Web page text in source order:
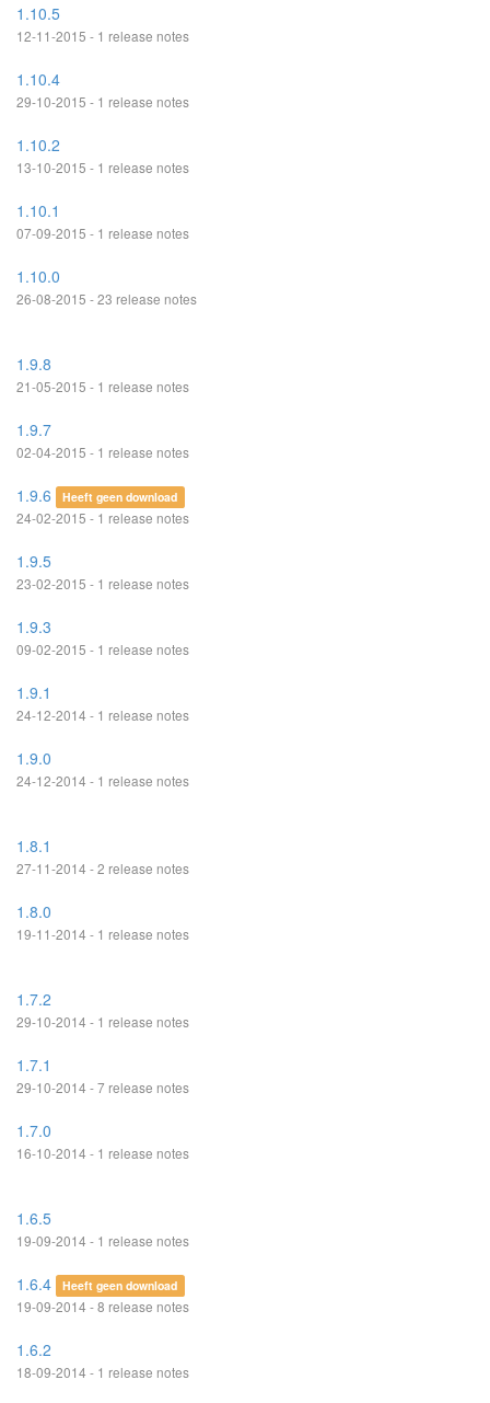
1.10.5
12-11-2015 - 1 release notes
1.10.4
29-10-2015 - 1 release notes
1.10.2
13-10-2015 - 1 release notes
1.10.1
07-09-2015 - 1 release notes
1.10.0
26-08-2015 - 23 release notes
1.9.8
21-05-2015 - 1 release notes
1.9.7
02-04-2015 - 1 release notes
1.9.6 Heeft geen download
24-02-2015 - 1 release notes
1.9.5
23-02-2015 - 1 release notes
1.9.3
09-02-2015 - 1 release notes
1.9.1
24-12-2014 - 1 release notes
1.9.0
24-12-2014 - 1 release notes
1.8.1
27-11-2014 - 2 release notes
1.8.0
19-11-2014 - 1 release notes
1.7.2
29-10-2014 - 1 release notes
1.7.1
29-10-2014 - 7 release notes
1.7.0
16-10-2014 - 1 release notes
1.6.5
19-09-2014 - 1 release notes
1.6.4 Heeft geen download
19-09-2014 - 8 release notes
1.6.2
18-09-2014 - 1 release notes